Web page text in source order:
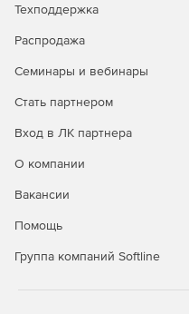
Расчет забивных свай
Расчет по
Программа
контуру»
дополнения и пояснения в
Техподдержка
Распродажа
Семинары и вебинары
Стать партнером
Вход в ЛК партнера
О компании
Вакансии
Помощь
Группа компаний Softline